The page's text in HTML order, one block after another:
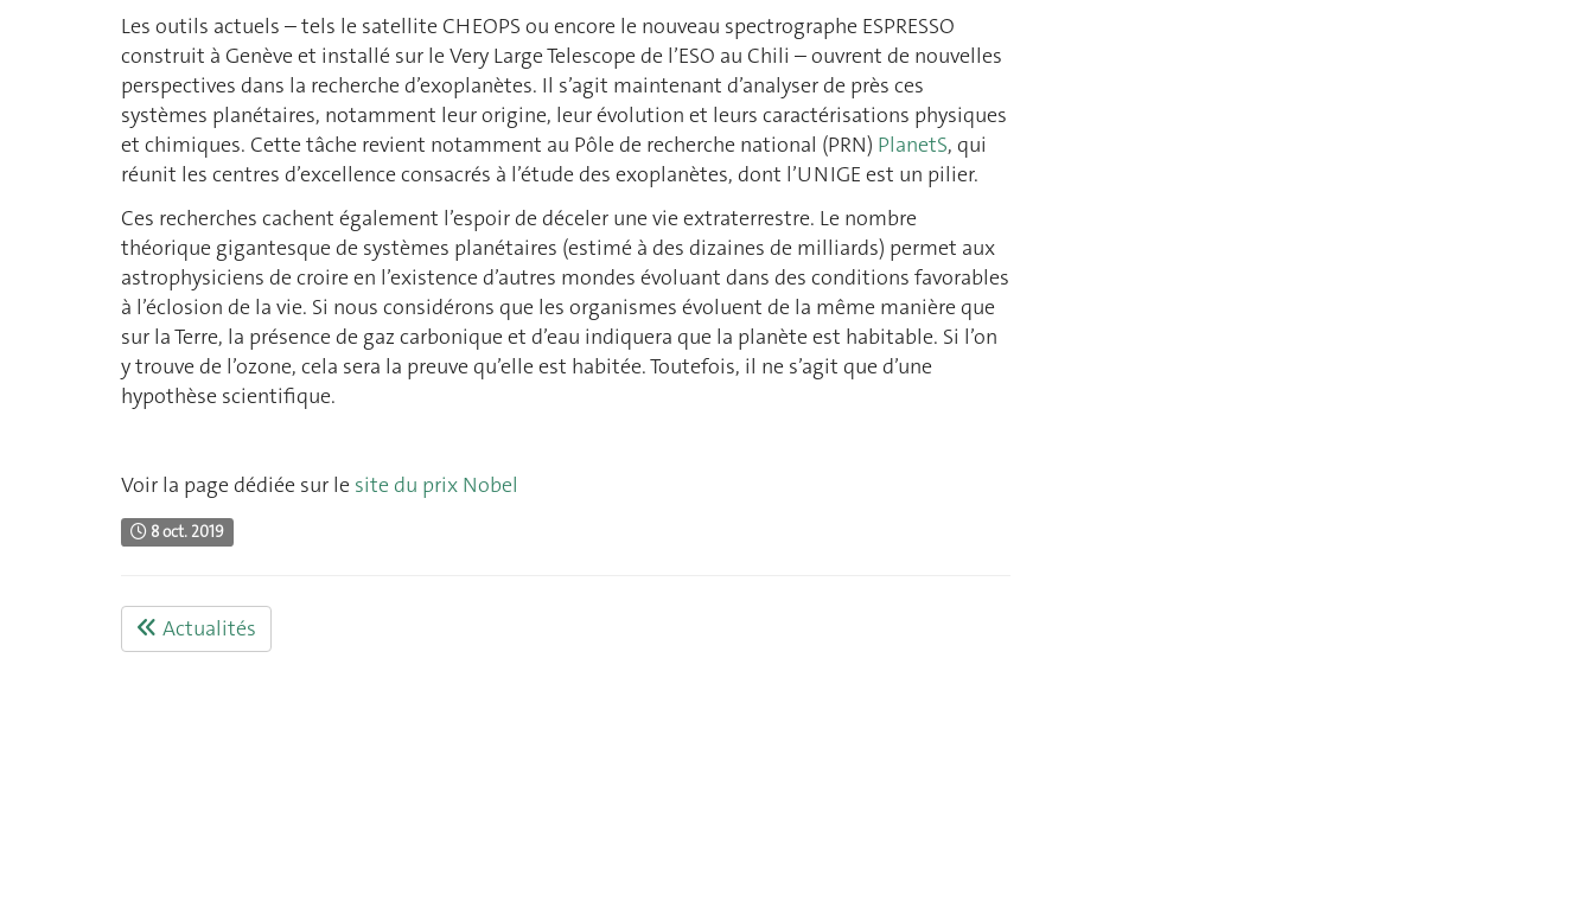
Les outils actuels – tels le satellite CHEOPS ou encore le nouveau spectrographe ESPRESSO
construit à Genève et installé sur le Very Large Telescope de l’ESO au Chili – ouvrent de nouvelles
perspectives dans la recherche d’exoplanètes. Il s’agit maintenant d’analyser de près ces
systèmes planétaires, notamment leur origine, leur évolution et leurs caractérisations physiques
et chimiques. Cette tâche revient notamment au Pôle de recherche national (PRN) PlanetS, qui
réunit les centres d’excellence consacrés à l’étude des exoplanètes, dont l’UNIGE est un pilier.
Ces recherches cachent également l’espoir de déceler une vie extraterrestre. Le nombre
théorique gigantesque de systèmes planétaires (estimé à des dizaines de milliards) permet aux
astrophysiciens de croire en l’existence d’autres mondes évoluant dans des conditions favorables
à l’éclosion de la vie. Si nous considérons que les organismes évoluent de la même manière que
sur la Terre, la présence de gaz carbonique et d’eau indiquera que la planète est habitable. Si l’on
y trouve de l’ozone, cela sera la preuve qu’elle est habitée. Toutefois, il ne s’agit que d’une
hypothèse scientifique.
Voir la page dédiée sur le site du prix Nobel
8 oct. 2019
Actualités